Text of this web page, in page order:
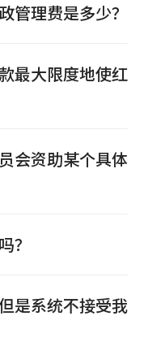
管理费是多少？
最大限度地使红
会资助某个具体
？
是系统不接受我